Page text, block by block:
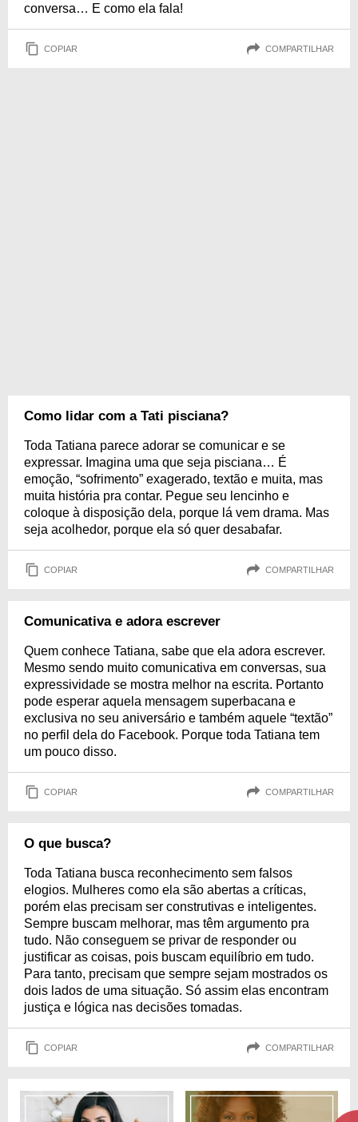
conversa… E como ela fala!
COPIAR COMPARTILHAR
Como lidar com a Tati pisciana?
Toda Tatiana parece adorar se comunicar e se
expressar. Imagina uma que seja pisciana… É
emoção, “sofrimento” exagerado, textão e muita, mas
muita história pra contar. Pegue seu lencinho e
coloque à disposição dela, porque lá vem drama. Mas
seja acolhedor, porque ela só quer desabafar.
COPIAR COMPARTILHAR
Comunicativa e adora escrever
Quem conhece Tatiana, sabe que ela adora escrever.
Mesmo sendo muito comunicativa em conversas, sua
expressividade se mostra melhor na escrita. Portanto
pode esperar aquela mensagem superbacana e
exclusiva no seu aniversário e também aquele “textão”
no perfil dela do Facebook. Porque toda Tatiana tem
um pouco disso.
COPIAR COMPARTILHAR
O que busca?
Toda Tatiana busca reconhecimento sem falsos
elogios. Mulheres como ela são abertas a críticas,
porém elas precisam ser construtivas e inteligentes.
Sempre buscam melhorar, mas têm argumento pra
tudo. Não conseguem se privar de responder ou
justificar as coisas, pois buscam equilíbrio em tudo.
Para tanto, precisam que sempre sejam mostrados os
dois lados de uma situação. Só assim elas encontram
justiça e lógica nas decisões tomadas.
COPIAR COMPARTILHAR